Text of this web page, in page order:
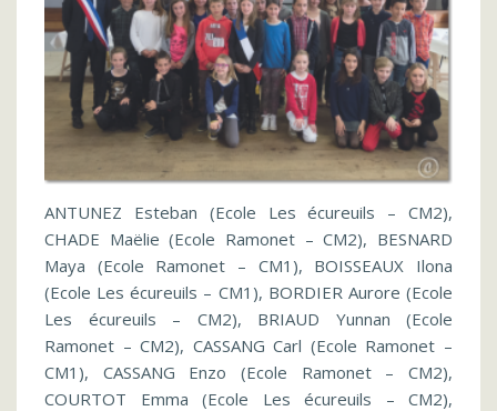
ANTUNEZ Esteban (Ecole Les écureuils – CM2),
CHADE Maëlie (Ecole Ramonet – CM2), BESNARD
Maya (Ecole Ramonet – CM1), BOISSEAUX Ilona
(Ecole Les écureuils – CM1), BORDIER Aurore (Ecole
Les écureuils – CM2), BRIAUD Yunnan (Ecole
Ramonet – CM2), CASSANG Carl (Ecole Ramonet –
CM1), CASSANG Enzo (Ecole Ramonet – CM2),
COURTOT Emma (Ecole Les écureuils – CM2),